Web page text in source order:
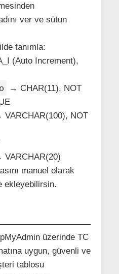
ver ve sütun
tanımla:
(Auto Increment),
→ CHAR(11), NOT
VARCHAR(100), NOT
VARCHAR(20)
manuel olarak
ekleyebilirsin.
üzerinde TC
uygun, güvenli ve
tablosu